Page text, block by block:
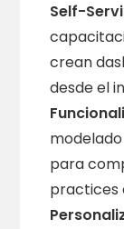
Self-
crean
desde el
modelado
para
practices